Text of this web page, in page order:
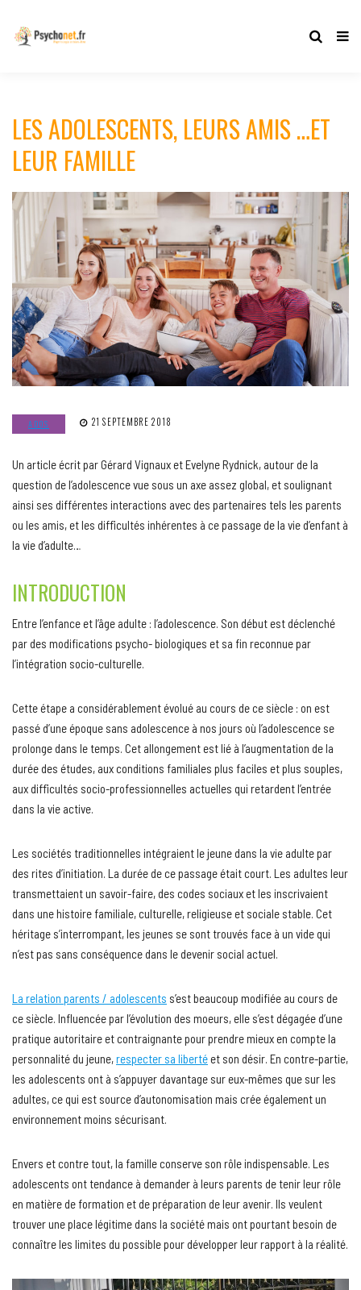
LES ADOLESCENTS, LEURS AMIS …ET
LEUR FAMILLE
ADOS 21 SEPTEMBRE 2018
Un article écrit par Gérard Vignaux et Evelyne Rydnick, autour de la
question de l’adolescence vue sous un axe assez global, et soulignant
ainsi ses différentes interactions avec des partenaires tels les parents
ou les amis, et les difficultés inhérentes à ce passage de la vie d’enfant à
la vie d’adulte…
INTRODUCTION
Entre l’enfance et l’âge adulte : l’adolescence. Son début est déclenché
par des modifications psycho- biologiques et sa fin reconnue par
l’intégration socio-culturelle.
Cette étape a considérablement évolué au cours de ce siècle : on est
passé d’une époque sans adolescence à nos jours où l’adolescence se
prolonge dans le temps. Cet allongement est lié à l’augmentation de la
durée des études, aux conditions familiales plus faciles et plus souples,
aux difficultés socio-professionnelles actuelles qui retardent l’entrée
dans la vie active.
Les sociétés traditionnelles intégraient le jeune dans la vie adulte par
des rites d’initiation. La durée de ce passage était court. Les adultes leur
transmettaient un savoir-faire, des codes sociaux et les inscrivaient
dans une histoire familiale, culturelle, religieuse et sociale stable. Cet
héritage s’interrompant, les jeunes se sont trouvés face à un vide qui
n’est pas sans conséquence dans le devenir social actuel.
La relation parents / adolescents s’est beaucoup modifiée au cours de
ce siècle. Influencée par l’évolution des moeurs, elle s’est dégagée d’une
pratique autoritaire et contraignante pour prendre mieux en compte la
personnalité du jeune,respecter sa libertéet son désir. En contre-partie,
les adolescents ont à s’appuyer davantage sur eux-mêmes que sur les
adultes, ce qui est source d’autonomisation mais crée également un
environnement moins sécurisant.
Envers et contre tout, la famille conserve son rôle indispensable. Les
adolescents ont tendance à demander à leurs parents de tenir leur rôle
en matière de formation et de préparation de leur avenir. Ils veulent
trouver une place légitime dans la société mais ont pourtant besoin de
connaître les limites du possible pour développer leur rapport à la réalité.